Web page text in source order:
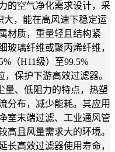
的空气净化需求设计，采
大，能在高风速下稳定运
材质，重量轻且结构紧
玻璃纤维或聚丙烯纤维，
（H11级）至99.5%
，保护下游高效过滤器。
量、低阻力的特点，热塑
分布，减少能耗。其应用
室末端过滤、工业通风管
高且风量需求大的环境。
长高效过滤器使用寿命，